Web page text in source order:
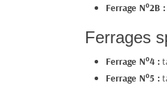
Ferrage N°2B :
Ferrages
Ferrage N°4 :
Ferrage N°5 :